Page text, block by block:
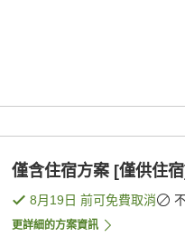
僅含住宿方案 [僅供住
8月19日 前可免費取消
更詳細的方案資訊